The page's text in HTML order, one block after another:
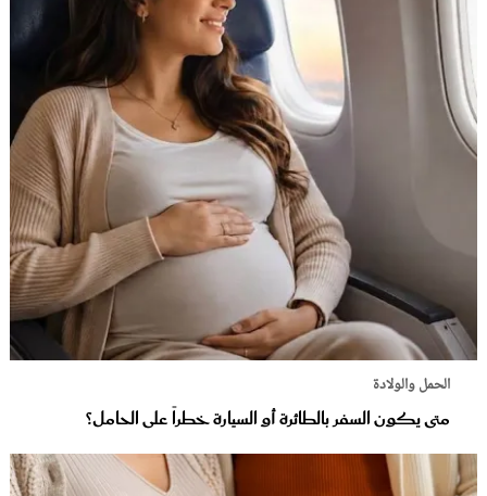
الحمل والولادة
متى يكون السفر بالطائرة أو السيارة خطراً على الحامل؟